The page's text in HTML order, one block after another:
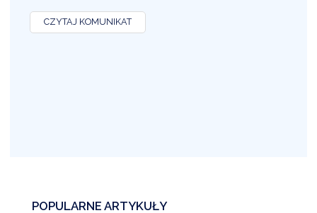
CZYTAJ KOMUNIKAT
POPULARNE ARTYKUŁY